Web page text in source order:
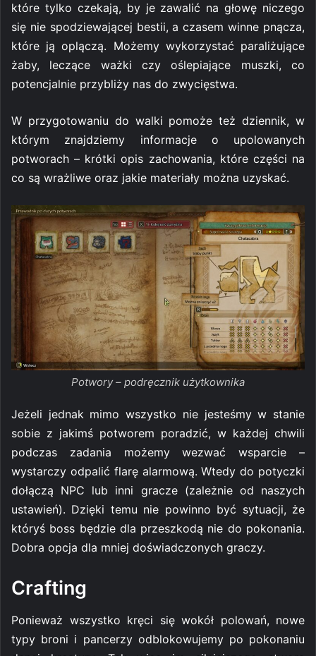
które tylko czekają, by je zawalić na głowę niczego
się nie spodziewającej bestii, a czasem winne pnącza,
które ją oplączą. Możemy wykorzystać paraliżujące
żaby, leczące ważki czy oślepiające muszki, co
potencjalnie przybliży nas do zwycięstwa.
W przygotowaniu do walki pomoże też dziennik, w
którym znajdziemy informacje o upolowanych
potworach – krótki opis zachowania, które części na
co są wrażliwe oraz jakie materiały można uzyskać.
Potwory – podręcznik użytkownika
Jeżeli jednak mimo wszystko nie jesteśmy w stanie
sobie z jakimś potworem poradzić, w każdej chwili
podczas zadania możemy wezwać wsparcie –
wystarczy odpalić flarę alarmową. Wtedy do potyczki
dołączą NPC lub inni gracze (zależnie od naszych
ustawień). Dzięki temu nie powinno być sytuacji, że
któryś boss będzie dla przeszkodą nie do pokonania.
Dobra opcja dla mniej doświadczonych graczy.
Crafting
Ponieważ wszystko kręci się wokół polowań, nowe
typy broni i pancerzy odblokowujemy po pokonaniu